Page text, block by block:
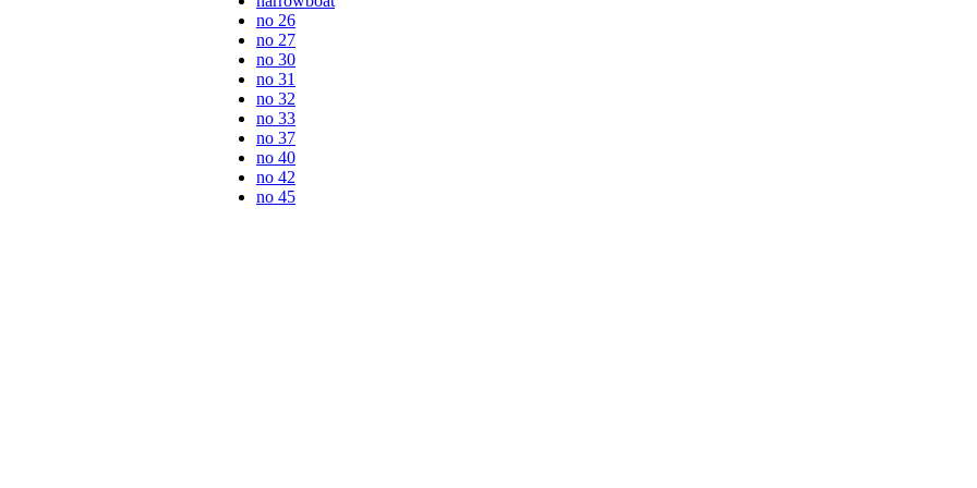
no 26
no 27
no 30
no 31
no 32
no 33
no 37
no 40
no 42
no 45